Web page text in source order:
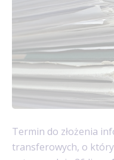
Termin do złożenia
transferowych, o